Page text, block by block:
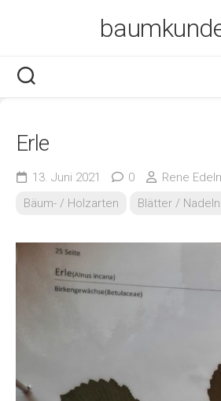
Erle
13. Juni 2021 0 Rene
Bäum- / Holzarten
Blätter / Nadeln